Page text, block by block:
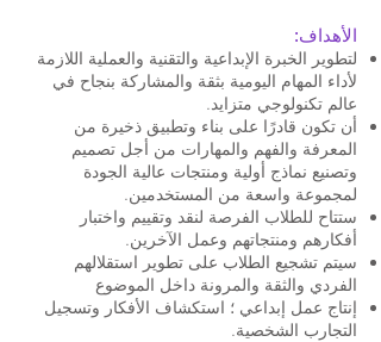
الأهداف:
لتطوير الخبرة الإبداعية والتقنية والعملية اللازمة
لأداء المهام اليومية بثقة والمشاركة بنجاح في
عالم تكنولوجي متزايد.
أن تكون قادرًا على بناء وتطبيق ذخيرة من
المعرفة والفهم والمهارات من أجل تصميم
وتصنيع نماذج أولية ومنتجات عالية الجودة
لمجموعة واسعة من المستخدمين.
ستتاح للطلاب الفرصة لنقد وتقييم واختبار
أفكارهم ومنتجاتهم وعمل الآخرين.
سيتم تشجيع الطلاب على تطوير استقلالهم
الفردي والثقة والمرونة داخل الموضوع
إنتاج عمل إبداعي ؛ استكشاف الأفكار وتسجيل
التجارب الشخصية.